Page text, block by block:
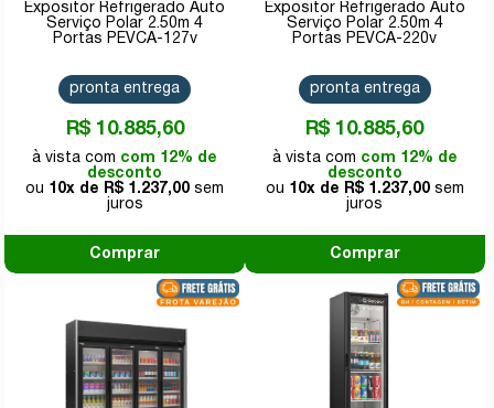
Expositor Refrigerado Auto
Serviço Polar 2.50m 4
Portas PEVCA-127v
R$ 10.885,60
com 12% de
desconto
10x de
R$ 1.237,00
pronta entrega
Comprar
Expositor Refrigerado Auto
Serviço Polar 2.50m 4
Portas PEVCA-220v
R$ 10.885,60
com 12% de
desconto
10x de
R$ 1.237,00
pronta entrega
Comprar